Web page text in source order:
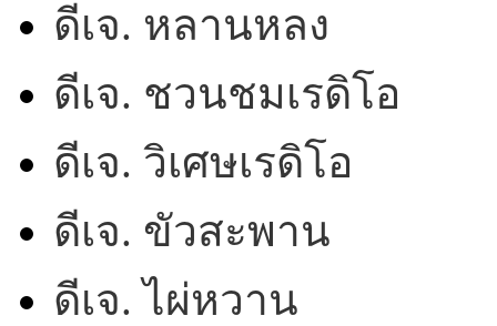
ดีเจ. หลานหลง
ดีเจ. ชวนชมเรดิโอ
ดีเจ. วิเศษเรดิโอ
ดีเจ. ขัวสะพาน
ดีเจ. ไผ่หวาน